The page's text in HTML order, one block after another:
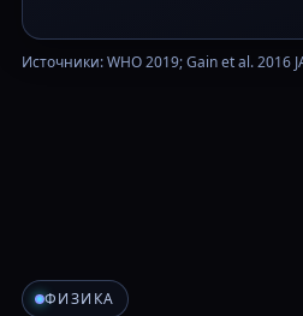
Источники: WHO 2019; Gain et al. 2016
ФИЗИКА